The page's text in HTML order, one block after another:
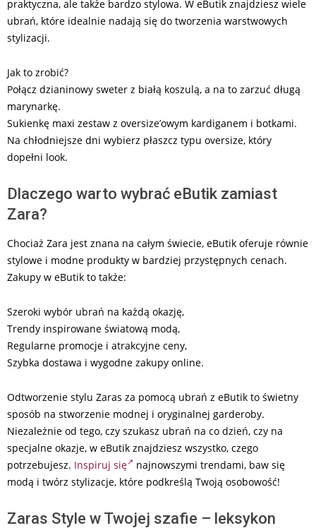
praktyczna, ale także bardzo stylowa. W eButik znajdziesz wiele
ubrań, które idealnie nadają się do tworzenia warstwowych
stylizacji.
Jak to zrobić?
Połącz dzianinowy sweter z białą koszulą, a na to zarzuć długą
marynarkę.
Sukienkę maxi zestaw z oversize’owym kardiganem i botkami.
Na chłodniejsze dni wybierz płaszcz typu oversize, który
dopełni look.
Dlaczego warto wybrać eButik zamiast
Zara?
Chociaż Zara jest znana na całym świecie, eButik oferuje równie
stylowe i modne produkty w bardziej przystępnych cenach.
Zakupy w eButik to także:
Szeroki wybór ubrań na każdą okazję,
Trendy inspirowane światową modą,
Regularne promocje i atrakcyjne ceny,
Szybka dostawa i wygodne zakupy online.
Odtworzenie stylu Zaras za pomocą ubrań z eButik to świetny
sposób na stworzenie modnej i oryginalnej garderoby.
Niezależnie od tego, czy szukasz ubrań na co dzień, czy na
specjalne okazje, w eButik znajdziesz wszystko, czego
potrzebujesz. Inspiruj się
najnowszymi trendami, baw się
modą i twórz stylizacje, które podkreślą Twoją osobowość!
Zaras Style w Twojej szafie – leksykon